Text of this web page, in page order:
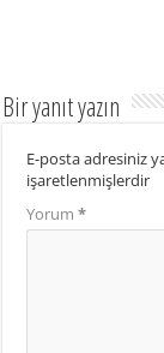
Bir yanıt yazın
E-posta adresiniz
işaretlenmişlerdir
Yorum*